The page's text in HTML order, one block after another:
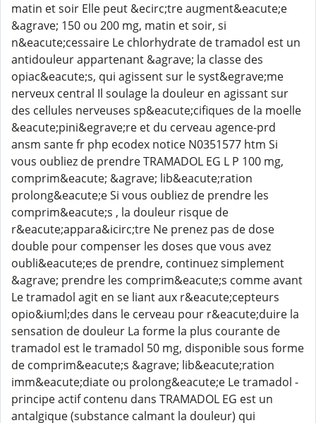
matin et soir Elle peut &ecirc;tre augment&eacute;e
&agrave; 150 ou 200 mg, matin et soir, si
n&eacute;cessaire Le chlorhydrate de tramadol est un
antidouleur appartenant &agrave; la classe des
opiac&eacute;s, qui agissent sur le syst&egrave;me
nerveux central Il soulage la douleur en agissant sur
des cellules nerveuses sp&eacute;cifiques de la moelle
&eacute;pini&egrave;re et du cerveau agence-prd
ansm sante fr php ecodex notice N0351577 htm Si
vous oubliez de prendre TRAMADOL EG L P 100 mg,
comprim&eacute; &agrave; lib&eacute;ration
prolong&eacute;e Si vous oubliez de prendre les
comprim&eacute;s , la douleur risque de
r&eacute;appara&icirc;tre Ne prenez pas de dose
double pour compenser les doses que vous avez
oubli&eacute;es de prendre, continuez simplement
&agrave; prendre les comprim&eacute;s comme avant
Le tramadol agit en se liant aux r&eacute;cepteurs
opio&iuml;des dans le cerveau pour r&eacute;duire la
sensation de douleur La forme la plus courante de
tramadol est le tramadol 50 mg, disponible sous forme
de comprim&eacute;s &agrave; lib&eacute;ration
imm&eacute;diate ou prolong&eacute;e Le tramadol -
principe actif contenu dans TRAMADOL EG est un
antalgique (substance calmant la douleur) qui